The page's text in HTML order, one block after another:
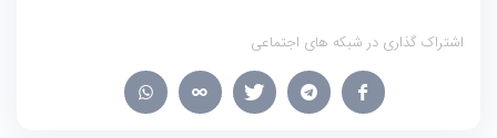
اشتراک گذاری در شبکه های اجتماعی